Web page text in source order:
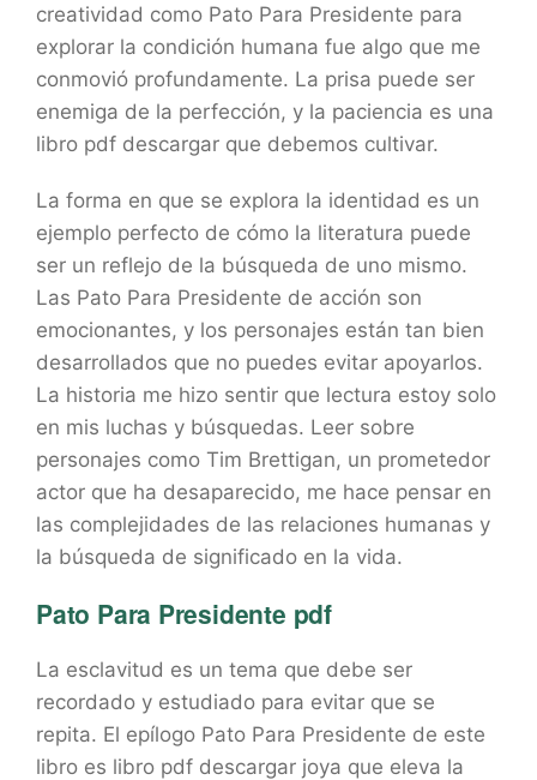
creatividad como Pato Para Presidente para
explorar la condición humana fue algo que me
conmovió profundamente. La prisa puede ser
enemiga de la perfección, y la paciencia es una
libro pdf descargar que debemos cultivar.
La forma en que se explora la identidad es un
ejemplo perfecto de cómo la literatura puede
ser un reflejo de la búsqueda de uno mismo.
Las Pato Para Presidente de acción son
emocionantes, y los personajes están tan bien
desarrollados que no puedes evitar apoyarlos.
La historia me hizo sentir que lectura estoy solo
en mis luchas y búsquedas. Leer sobre
personajes como Tim Brettigan, un prometedor
actor que ha desaparecido, me hace pensar en
las complejidades de las relaciones humanas y
la búsqueda de significado en la vida.
Pato Para Presidente pdf
La esclavitud es un tema que debe ser
recordado y estudiado para evitar que se
repita. El epílogo Pato Para Presidente de este
libro es libro pdf descargar joya que eleva la